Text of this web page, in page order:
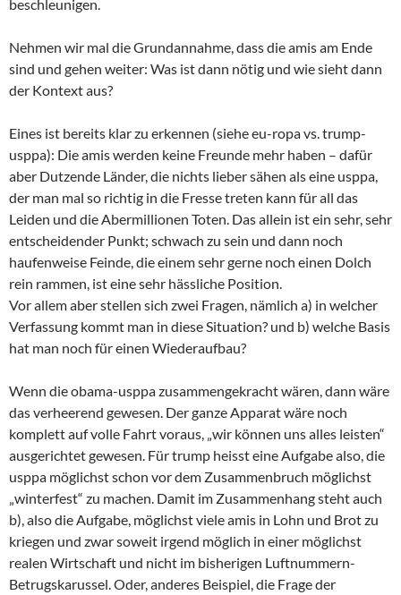
beschleunigen.
Nehmen wir mal die Grundannahme, dass die amis am Ende
sind und gehen weiter: Was ist dann nötig und wie sieht dann
der Kontext aus?
Eines ist bereits klar zu erkennen (siehe eu-ropa vs. trump-
usppa): Die amis werden keine Freunde mehr haben – dafür
aber Dutzende Länder, die nichts lieber sähen als eine usppa,
der man mal so richtig in die Fresse treten kann für all das
Leiden und die Abermillionen Toten. Das allein ist ein sehr, sehr
entscheidender Punkt; schwach zu sein und dann noch
haufenweise Feinde, die einem sehr gerne noch einen Dolch
rein rammen, ist eine sehr hässliche Position.
Vor allem aber stellen sich zwei Fragen, nämlich a) in welcher
Verfassung kommt man in diese Situation? und b) welche Basis
hat man noch für einen Wiederaufbau?
Wenn die obama-usppa zusammengekracht wären, dann wäre
das verheerend gewesen. Der ganze Apparat wäre noch
komplett auf volle Fahrt voraus, „wir können uns alles leisten“
ausgerichtet gewesen. Für trump heisst eine Aufgabe also, die
usppa möglichst schon vor dem Zusammenbruch möglichst
„winterfest“ zu machen. Damit im Zusammenhang steht auch
b), also die Aufgabe, möglichst viele amis in Lohn und Brot zu
kriegen und zwar soweit irgend möglich in einer möglichst
realen Wirtschaft und nicht im bisherigen Luftnummern-
Betrugskarussel. Oder, anderes Beispiel, die Frage der